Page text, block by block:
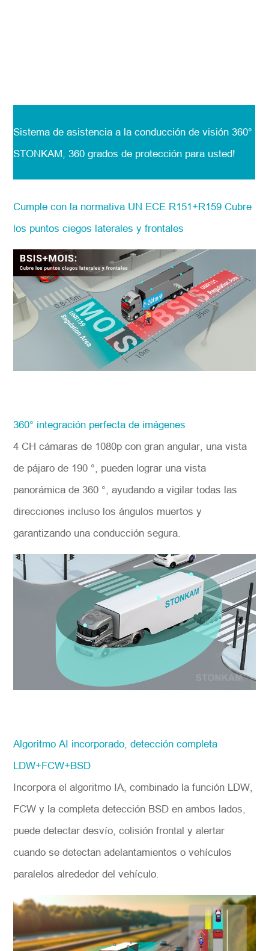
Sistema de asistencia a la conducción de visión 360°
STONKAM, 360 grados de protección para usted!
Cumple con la normativa UN ECE R151+R159 Cubre
los puntos ciegos laterales y frontales
360° integración perfecta de imágenes
4 CH cámaras de 1080p con gran angular, una vista
de pájaro de 190 °, pueden lograr una vista
panorámica de 360 °, ayudando a vigilar todas las
direcciones incluso los ángulos muertos y
garantizando una conducción segura.
Algoritmo AI incorporado, detección completa
LDW+FCW+BSD
Incorpora el algoritmo IA, combinado la función LDW,
FCW y la completa detección BSD en ambos lados,
puede detectar desvío, colisión frontal y alertar
cuando se detectan adelantamientos o vehículos
paralelos alrededor del vehículo.